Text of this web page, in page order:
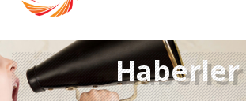
Haberler